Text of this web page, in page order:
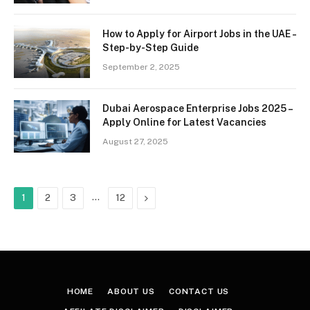
How to Apply for Airport Jobs in the UAE –
Step-by-Step Guide
September 2, 2025
Dubai Aerospace Enterprise Jobs 2025 –
Apply Online for Latest Vacancies
August 27, 2025
1 2 3 … 12 Next
HOME ABOUT US CONTACT US